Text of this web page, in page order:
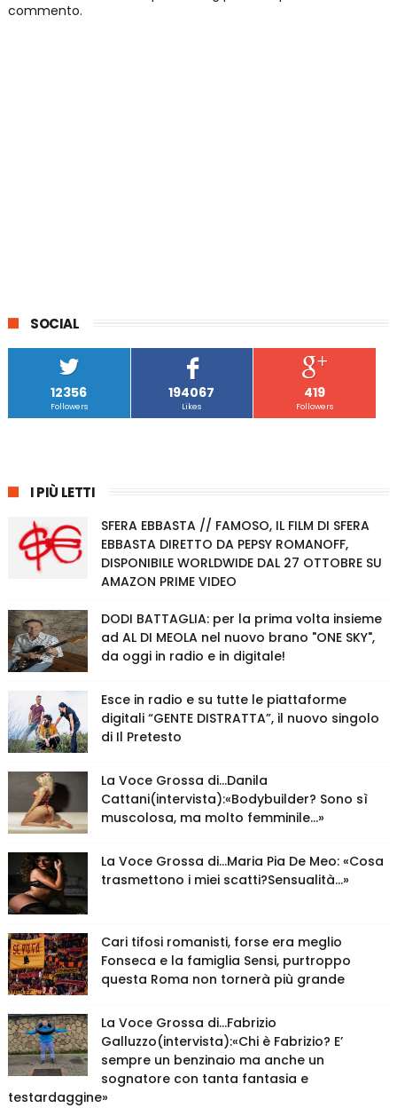
commento.
SOCIAL
12356
Followers
194067
Likes
419
Followers
I PIÙ LETTI
SFERA EBBASTA // FAMOSO, IL FILM DI SFERA
EBBASTA DIRETTO DA PEPSY ROMANOFF,
DISPONIBILE WORLDWIDE DAL 27 OTTOBRE SU
AMAZON PRIME VIDEO
DODI BATTAGLIA: per la prima volta insieme
ad AL DI MEOLA nel nuovo brano "ONE SKY",
da oggi in radio e in digitale!
Esce in radio e su tutte le piattaforme
digitali “GENTE DISTRATTA”, il nuovo singolo
di Il Pretesto
La Voce Grossa di…Danila
Cattani(intervista):«Bodybuilder? Sono sì
muscolosa, ma molto femminile…»
La Voce Grossa di…Maria Pia De Meo: «Cosa
trasmettono i miei scatti?Sensualità…»
Cari tifosi romanisti, forse era meglio
Fonseca e la famiglia Sensi, purtroppo
questa Roma non tornerà più grande
La Voce Grossa di…Fabrizio
Galluzzo(intervista):«Chi è Fabrizio? E’
sempre un benzinaio ma anche un
sognatore con tanta fantasia e
testardaggine»